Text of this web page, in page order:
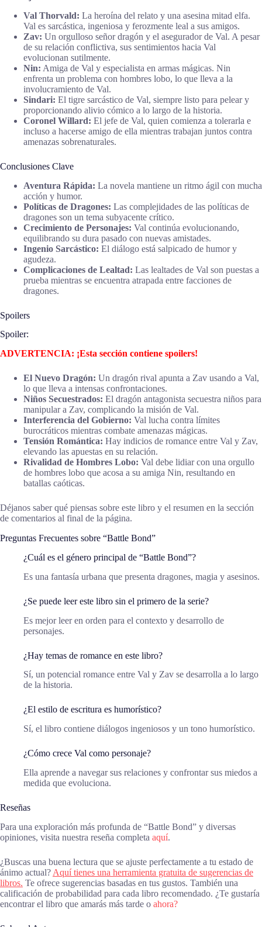
Val Thorvald: La heroína del relato y una asesina mitad elfa.
Val es sarcástica, ingeniosa y ferozmente leal a sus amigos.
Zav: Un orgulloso señor dragón y el asegurador de Val. A pesar
de su relación conflictiva, sus sentimientos hacia Val
evolucionan sutilmente.
Nin: Amiga de Val y especialista en armas mágicas. Nin
enfrenta un problema con hombres lobo, lo que lleva a la
involucramiento de Val.
Sindari: El tigre sarcástico de Val, siempre listo para pelear y
proporcionando alivio cómico a lo largo de la historia.
Coronel Willard: El jefe de Val, quien comienza a tolerarla e
incluso a hacerse amigo de ella mientras trabajan juntos contra
amenazas sobrenaturales.
Conclusiones Clave
Aventura Rápida: La novela mantiene un ritmo ágil con mucha
acción y humor.
Políticas de Dragones: Las complejidades de las políticas de
dragones son un tema subyacente crítico.
Crecimiento de Personajes: Val continúa evolucionando,
equilibrando su dura pasado con nuevas amistades.
Ingenio Sarcástico: El diálogo está salpicado de humor y
agudeza.
Complicaciones de Lealtad: Las lealtades de Val son puestas a
prueba mientras se encuentra atrapada entre facciones de
dragones.
Spoilers
Spoiler:
ADVERTENCIA: ¡Esta sección contiene spoilers!
El Nuevo Dragón: Un dragón rival apunta a Zav usando a Val,
lo que lleva a intensas confrontaciones.
Niños Secuestrados: El dragón antagonista secuestra niños para
manipular a Zav, complicando la misión de Val.
Interferencia del Gobierno: Val lucha contra límites
burocráticos mientras combate amenazas mágicas.
Tensión Romántica: Hay indicios de romance entre Val y Zav,
elevando las apuestas en su relación.
Rivalidad de Hombres Lobo: Val debe lidiar con una orgullo
de hombres lobo que acosa a su amiga Nin, resultando en
batallas caóticas.
Déjanos saber qué piensas sobre este libro y el resumen en la sección
de comentarios al final de la página.
Preguntas Frecuentes sobre “Battle Bond”
¿Cuál es el género principal de “Battle Bond”?
Es una fantasía urbana que presenta dragones, magia y asesinos.
¿Se puede leer este libro sin el primero de la serie?
Es mejor leer en orden para el contexto y desarrollo de
personajes.
¿Hay temas de romance en este libro?
Sí, un potencial romance entre Val y Zav se desarrolla a lo largo
de la historia.
¿El estilo de escritura es humorístico?
Sí, el libro contiene diálogos ingeniosos y un tono humorístico.
¿Cómo crece Val como personaje?
Ella aprende a navegar sus relaciones y confrontar sus miedos a
medida que evoluciona.
Reseñas
Para una exploración más profunda de “Battle Bond” y diversas
opiniones, visita nuestra reseña completa aquí.
¿Buscas una buena lectura que se ajuste perfectamente a tu estado de
ánimo actual? Aquí tienes una herramienta gratuita de sugerencias de
libros. Te ofrece sugerencias basadas en tus gustos. También una
calificación de probabilidad para cada libro recomendado. ¿Te gustaría
encontrar el libro que amarás más tarde o ahora?